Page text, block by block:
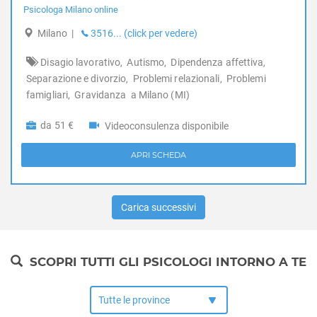
Disagio lavorativo
Disturbi alimentari
Disturbi del sonno
Disturbi dell'apprendimento
Disturbi dell'umore
Disturbi della personalità
Disturbo borderline di personalità
Expat - italiani all’estero
Gelosia
Infanzia e adolescenza
APRI SCHEDA
Psicologa Milano online
Milano | 3516... (click per vedere)
Disagio lavorativo, Autismo, Dipendenza affettiva,
Separazione e divorzio, Problemi relazionali, Problemi
famigliari, Gravidanza a Milano (MI)
da 51 € Videoconsulenza disponibile
Carica successivi
SCOPRI TUTTI GLI PSICOLOGI INTORNO A TE